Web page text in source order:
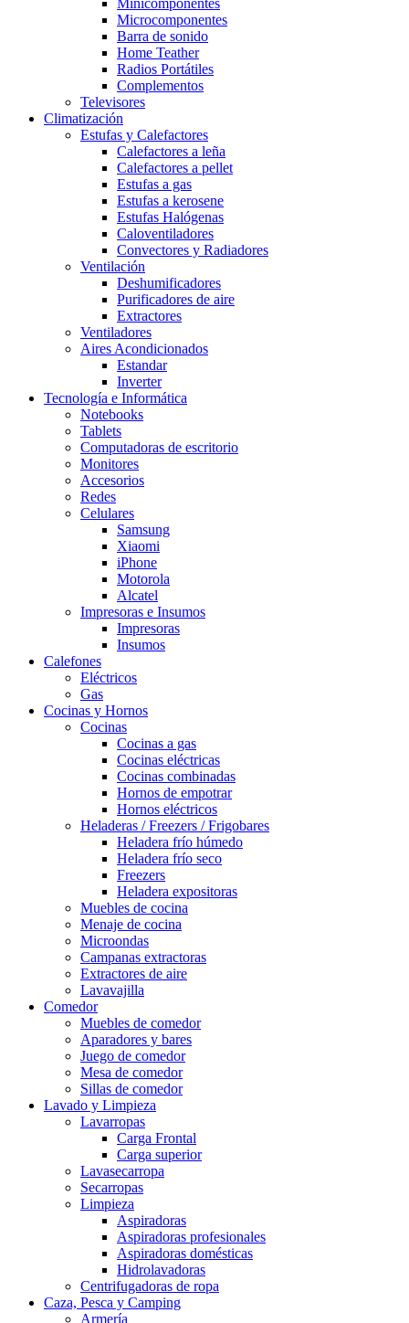
Minicomponentes
Microcomponentes
Barra de sonido
Home Teather
Radios Portátiles
Complementos
Televisores
Climatización
Estufas y Calefactores
Calefactores a leña
Calefactores a pellet
Estufas a gas
Estufas a kerosene
Estufas Halógenas
Caloventiladores
Convectores y Radiadores
Ventilación
Deshumificadores
Purificadores de aire
Extractores
Ventiladores
Aires Acondicionados
Estandar
Inverter
Tecnología e Informática
Notebooks
Tablets
Computadoras de escritorio
Monitores
Accesorios
Redes
Celulares
Samsung
Xiaomi
iPhone
Motorola
Alcatel
Impresoras e Insumos
Impresoras
Insumos
Calefones
Eléctricos
Gas
Cocinas y Hornos
Cocinas
Cocinas a gas
Cocinas eléctricas
Cocinas combinadas
Hornos de empotrar
Hornos eléctricos
Heladeras / Freezers / Frigobares
Heladera frío húmedo
Heladera frío seco
Freezers
Heladera expositoras
Muebles de cocina
Menaje de cocina
Microondas
Campanas extractoras
Extractores de aire
Lavavajilla
Comedor
Muebles de comedor
Aparadores y bares
Juego de comedor
Mesa de comedor
Sillas de comedor
Lavado y Limpieza
Lavarropas
Carga Frontal
Carga superior
Lavasecarropa
Secarropas
Limpieza
Aspiradoras
Aspiradoras profesionales
Aspiradoras domésticas
Hidrolavadoras
Centrifugadoras de ropa
Caza, Pesca y Camping
Armería